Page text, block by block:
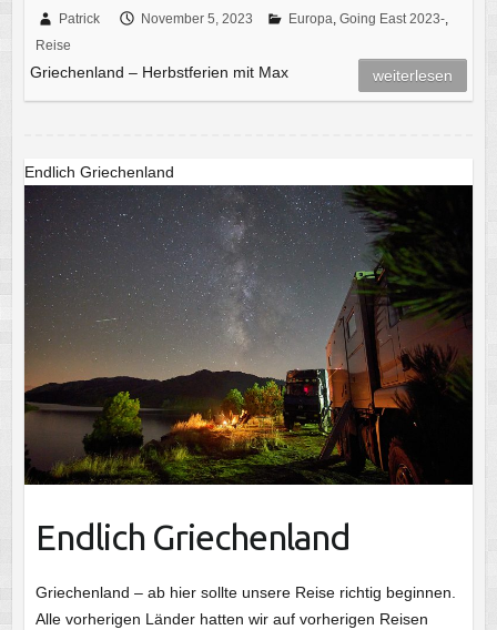
Patrick November 5, 2023 Europa, Going East 2023-,
Reise
Griechenland – Herbstferien mit Max weiterlesen
Endlich Griechenland
Endlich Griechenland
Griechenland – ab hier sollte unsere Reise richtig beginnen.
Alle vorherigen Länder hatten wir auf vorherigen Reisen